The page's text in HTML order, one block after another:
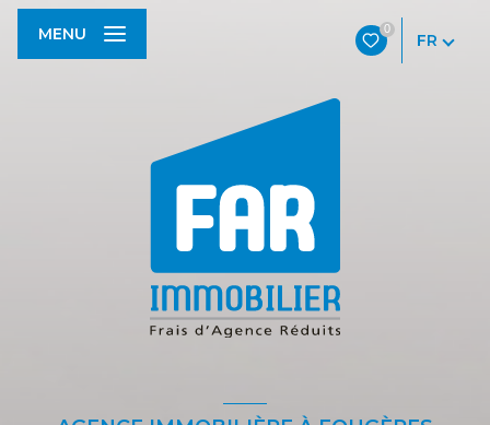
0
FR
MENU